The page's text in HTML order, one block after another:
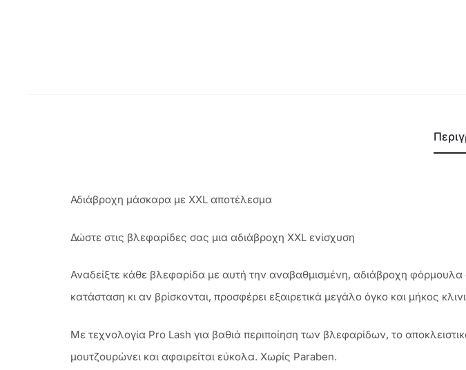
Αδιάβροχη μάσκαρα με XXL αποτέλεσμα
Δώστε στις βλεφαρίδες σας μια αδιάβροχη XXL ενίσχυση
Αναδείξτε κάθε βλεφαρίδα με αυτή την αναβαθμισμένη, αδιάβροχη
κατάσταση κι αν βρίσκονται, προσφέρει εξαιρετικά μεγάλο όγκο και μήκος
Με τεχνολογία Pro Lash για βαθιά περιποίηση των βλεφαρίδων, το
μουτζουρώνει και αφαιρείται εύκολα. Χωρίς Paraben.